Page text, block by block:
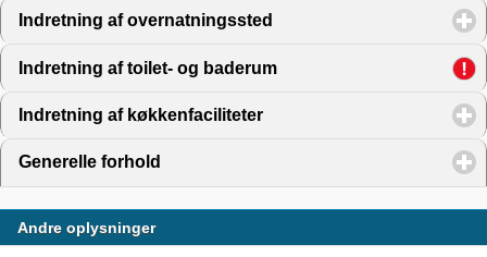
Indretning af overnatningssted click to expand contents
Indretning af toilet- og baderum click to expand contents
Indretning af køkkenfaciliteter click to expand contents
Generelle forhold
Andre oplysninger